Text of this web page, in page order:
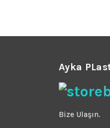
Ayka
Bize Ulaşın.